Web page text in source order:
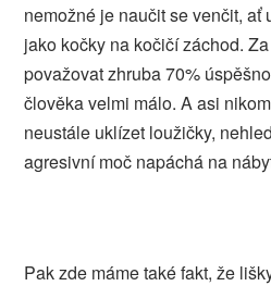
nemožné je naučit se venčit, ať
jako kočky na kočičí záchod.
považovat zhruba 70%
člověka velmi málo. A asi
neustále uklízet loužičky,
agresivní moč napáchá na
Pak zde máme také fakt, že